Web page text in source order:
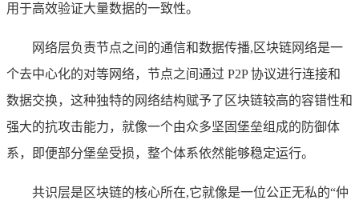
用于高效验证大量数据的一致性。
网络层负责节点之间的通信和数据传播,区块链网络是一
个去中心化的对等网络，节点之间通过 P2P 协议进行连接和
数据交换，这种独特的网络结构赋予了区块链较高的容错性和
强大的抗攻击能力，就像一个由众多坚固堡垒组成的防御体
系，即便部分堡垒受损，整个体系依然能够稳定运行。
共识层是区块链的核心所在,它就像是一位公正无私的“仲